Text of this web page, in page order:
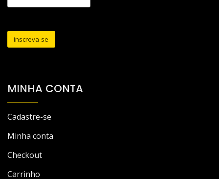
MINHA CONTA
Cadastre-se
Minha conta
Checkout
Carrinho